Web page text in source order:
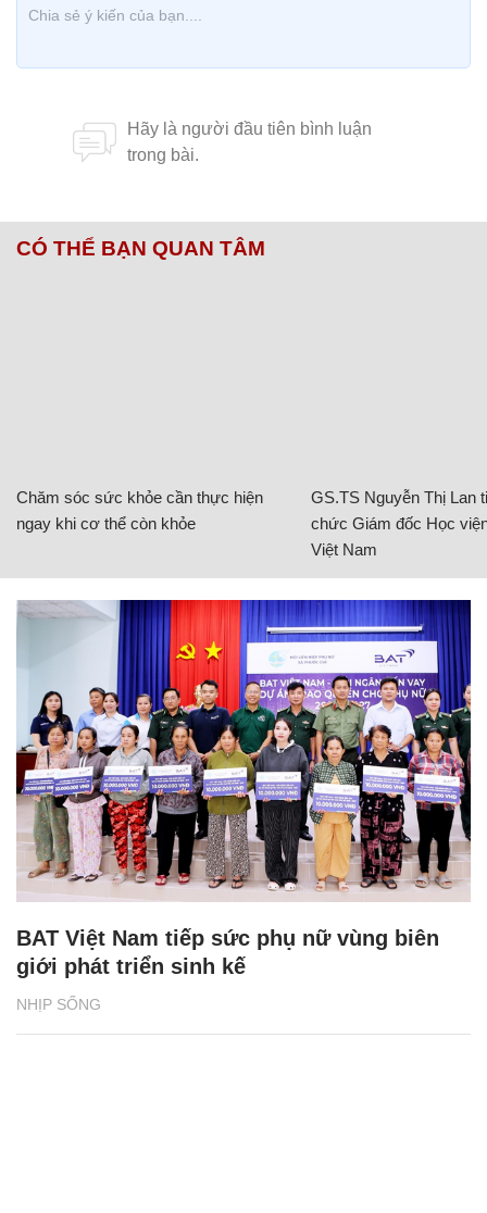
CÓ THỂ BẠN QUAN TÂM
Chăm sóc sức khỏe cần thực hiện
ngay khi cơ thể còn khỏe
GS.TS Nguyễn Thị Lan
chức Giám đốc Học
Việt Nam
NHỊP SỐNG
BAT Việt Nam tiếp sức phụ nữ vùng biên
giới phát triển sinh kế